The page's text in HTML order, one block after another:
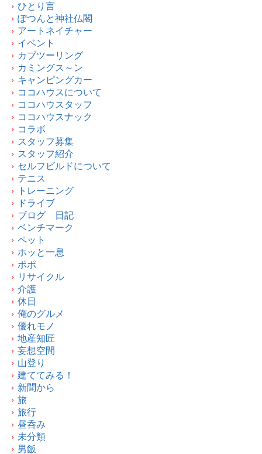
ひとり言
ぽつんと神社仏閣
アートネイチャー
イベント
カブツーリング
カミングス～ン
キャンピングカー
ココハウスについて
ココハウスタッフ
ココハウスナック
コラボ
スタッフ募集
スタッフ紹介
セルフビルドについて
テニス
トレーニング
ドライブ
ブログ 日記
ベンチマーク
ペット
ホッと一息
ポポ
リサイクル
介護
休日
俺のグルメ
優れモノ
地産知匠
妄想空間
山登り
建ててみる！
新聞から
旅
旅行
昼呑み
未分類
男飯